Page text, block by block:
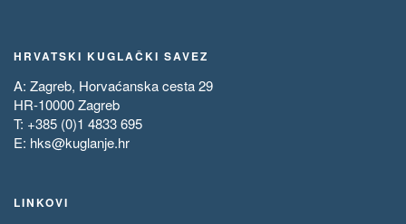
HRVATSKI KUGLAČKI SAVEZ
A: Zagreb, Horvaćanska cesta 29
HR-10000 Zagreb
T: +385 (0)1 4833 695
E: hks@kuglanje.hr
LINKOVI